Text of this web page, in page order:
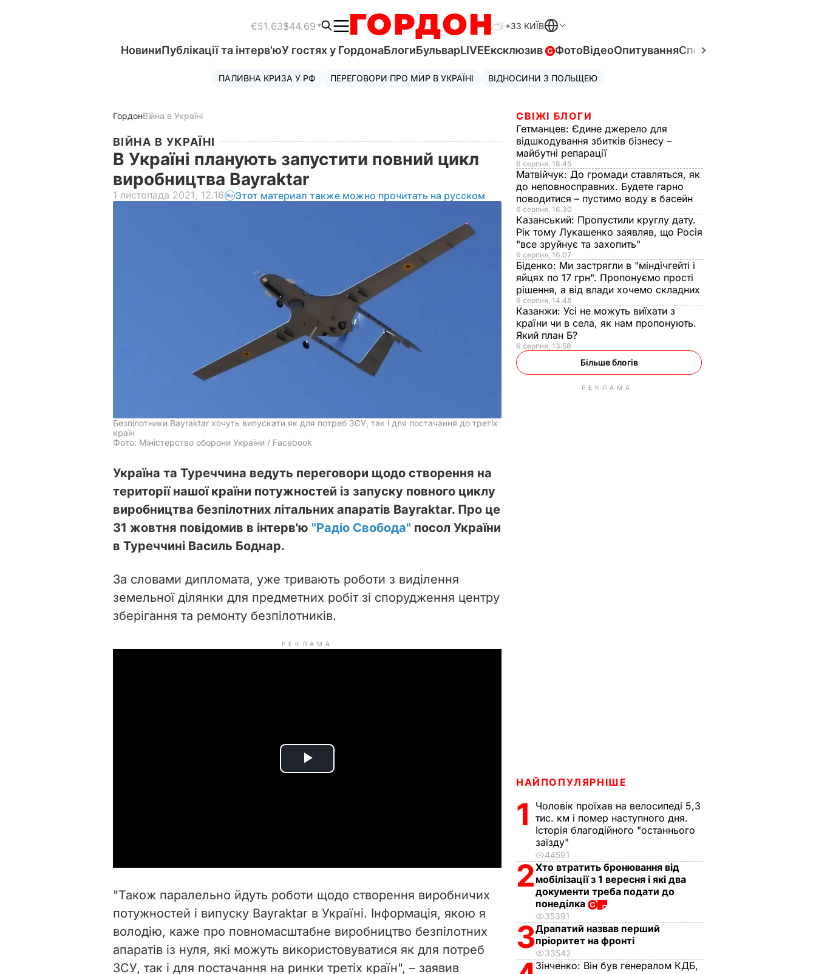
€51.63$44.69 +33 КИЇВ
НовиниПублікації та інтерв'юУ гостях у ГордонаБлогиБульварLIVEЕксклюзив ФотоВідеоОпитуванняСпецпроєкти
ПАЛИВНА КРИЗА У РФ ПЕРЕГОВОРИ ПРО МИР В УКРАЇНІ ВІДНОСИНИ З ПОЛЬЩЕЮ
ГордонВійна в Україні
ВІЙНА В УКРАЇНІ
В Україні планують запустити повний цикл
виробництва Bayraktar
1 листопада 2021, 12.16 Этот материал также можно прочитать на русском
Безпілотники Bayraktar хочуть випускати як для потреб ЗСУ, так і для постачання до третіх
країн
Фото: Міністерство оборони України / Facebook
Україна та Туреччина ведуть переговори щодо створення на
території нашої країни потужностей із запуску повного циклу
виробництва безпілотних літальних апаратів Bayraktar. Про це
31 жовтня повідомив в інтерв'ю "Радіо Свобода" посол України
в Туреччині Василь Боднар.
За словами дипломата, уже тривають роботи з виділення
земельної ділянки для предметних робіт зі спорудження центру
зберігання та ремонту безпілотників.
РЕКЛАМА
P
d
e
"Також паралельно йдуть роботи щодо створення виробничих
потужностей і випуску Bayraktar в Україні. Інформація, якою я
володію, каже про повномасштабне виробництво безпілотних
апаратів із нуля, які можуть використовуватися як для потреб
ЗСУ, так і для постачання на ринки третіх країн", – заявив
СВІЖІ БЛОГИ
Гетманцев: Єдине джерело для
відшкодування збитків бізнесу –
майбутні репарації
6 серпня, 18.45
Матвійчук: До громади ставляться, як
до неповносправних. Будете гарно
поводитися – пустимо воду в басейн
6 серпня, 16.30
Казанський: Пропустили круглу дату.
Рік тому Лукашенко заявляв, що Росія
"все зруйнує та захопить"
6 серпня, 16.07
Біденко: Ми застрягли в "міндічгейті і
яйцях по 17 грн". Пропонуємо прості
рішення, а від влади хочемо складних
6 серпня, 14.48
Казанжи: Усі не можуть виїхати з
країни чи в села, як нам пропонують.
Який план Б?
6 серпня, 13.58
Більше блогів
РЕКЛАМА
НАЙПОПУЛЯРНІШЕ
1
Чоловік проїхав на велосипеді 5,3
тис. км і помер наступного дня.
Історія благодійного "останнього
заїзду"
44591
2Хто втратить бронювання від
мобілізації з 1 вересня і які два
документи треба подати до
понеділка
35391
3Драпатий назвав перший
пріоритет на фронті
33542
Зінченко: Він був генералом КДБ,